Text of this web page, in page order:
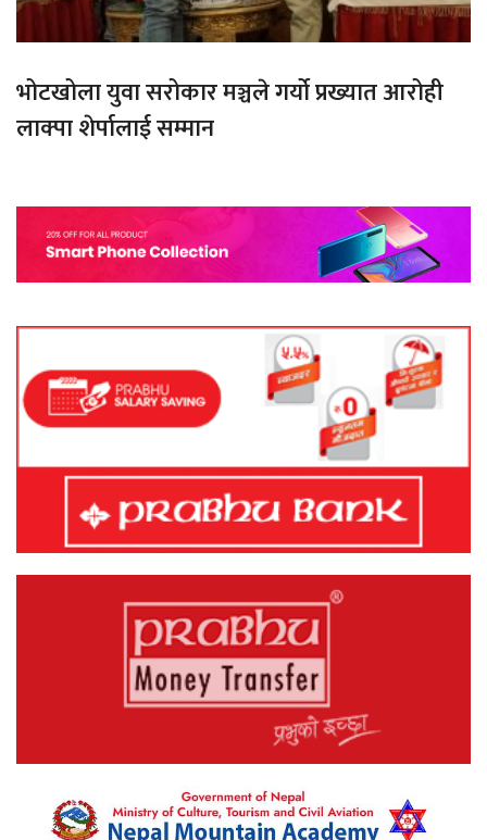
भोटखोला युवा सरोकार मञ्चले गर्यो प्रख्यात आरोही
लाक्पा शेर्पालाई सम्मान